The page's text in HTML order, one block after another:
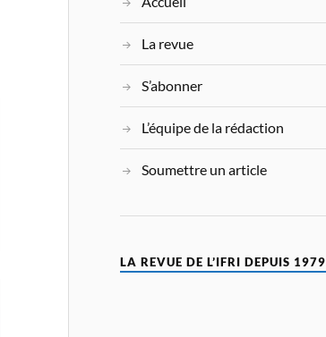
La revue
S’abonner
L’équipe de la rédaction
Soumettre un article
LA REVUE DE L’IFRI DEPUIS 1979